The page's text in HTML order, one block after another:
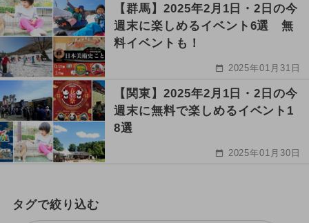
【群馬】2025年2月1日・2日の今
週末に楽しめるイベント6選 無
料イベントも！
2025年01月31日
【関東】2025年2月1日・2日の今
週末に無料で楽しめるイベント1
8選
2025年01月30日
タグで絞り込む